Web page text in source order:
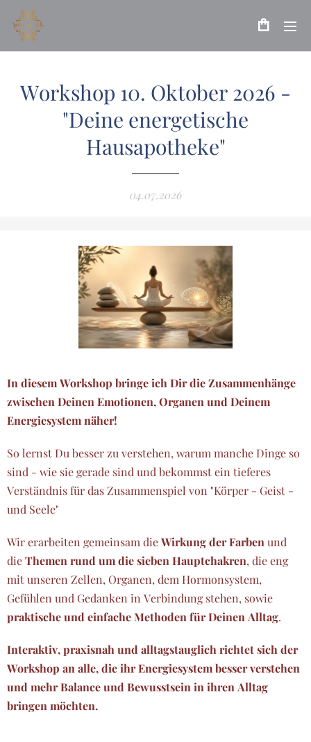
Workshop 10. Oktober 2026 -
"Deine energetische
Hausapotheke"
04.07.2026
In diesem Workshop bringe ich Dir die Zusammenhänge
zwischen Deinen Emotionen, Organen und Deinem
Energiesystem näher!
So lernst Du besser zu verstehen, warum manche Dinge so
sind - wie sie gerade sind und bekommst ein tieferes
Verständnis für das Zusammenspiel von "Körper - Geist -
und Seele"
Wir erarbeiten gemeinsam dieWirkung der Farbenund
dieThemen rund um die sieben Hauptchakren, die eng
mit unseren Zellen, Organen, dem Hormonsystem,
Gefühlen und Gedanken in Verbindung stehen, sowie
praktische und einfache Methoden für Deinen Alltag.
Interaktiv, praxisnah und alltagstauglich richtet sich der
Workshop an alle, die ihr Energiesystem besser verstehen
und mehr Balance und Bewusstsein in ihren Alltag
bringen möchten.